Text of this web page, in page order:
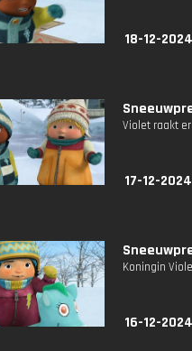
18-12-
Violet raakt
17-12-
Koningin
16-12-